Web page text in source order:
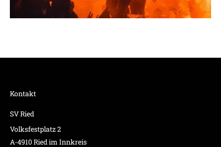
Kontakt
SV Ried
Volksfestplatz 2
A-4910 Ried im Innkreis